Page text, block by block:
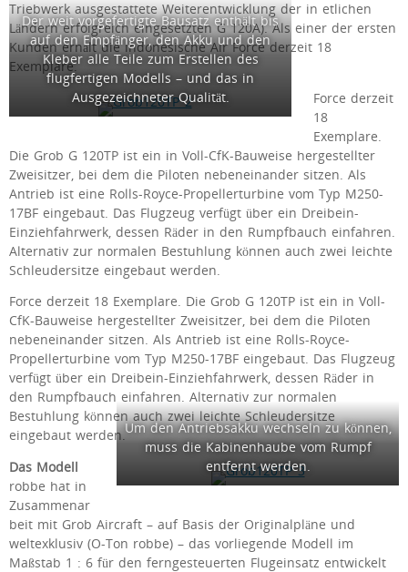
Triebwerk ausgestattete Weiterentwicklung der in etlichen
Ländern erfolgreich eingesetzten G 120A). Als einer der ersten
Kunden erhält die indonesische Air Force derzeit 18
Exemplare.
Der weit vorgefertigte Bausatz enthält bis
auf den Empfänger, den Akku und den
Kleber alle Teile zum Erstellen des
flugfertigen Modells – und das in
Ausgezeichneter Qualität.
Force derzeit
18
Exemplare.
Die Grob G 120TP ist ein in Voll-CfK-Bauweise hergestellter
Zweisitzer, bei dem die Piloten nebeneinander sitzen. Als
Antrieb ist eine Rolls-Royce-Propellerturbine vom Typ M250-
17BF eingebaut. Das Flugzeug verfügt über ein Dreibein-
Einziehfahrwerk, dessen Räder in den Rumpfbauch einfahren.
Alternativ zur normalen Bestuhlung können auch zwei leichte
Schleudersitze eingebaut werden.
Force derzeit 18 Exemplare. Die Grob G 120TP ist ein in Voll-
CfK-Bauweise hergestellter Zweisitzer, bei dem die Piloten
nebeneinander sitzen. Als Antrieb ist eine Rolls-Royce-
Propellerturbine vom Typ M250-17BF eingebaut. Das Flugzeug
verfügt über ein Dreibein-Einziehfahrwerk, dessen Räder in
den Rumpfbauch einfahren. Alternativ zur normalen
Bestuhlung können auch zwei leichte Schleudersitze
eingebaut werden.Um den Antriebsakku wechseln zu können,
muss die Kabinenhaube vom Rumpf
entfernt werden.
Das Modell
robbe hat in
Zusammenar
beit mit Grob Aircraft – auf Basis der Originalpläne und
weltexklusiv (O-Ton robbe) – das vorliegende Modell im
Maßstab 1 : 6 für den ferngesteuerten Flugeinsatz entwickelt